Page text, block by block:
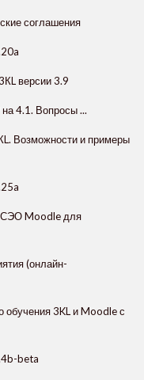
соглашения
версии 3.9
4.1. Вопросы ...
Возможности и примеры
Moodle для
(онлайн-
обучения 3KL и Moodle с
beta